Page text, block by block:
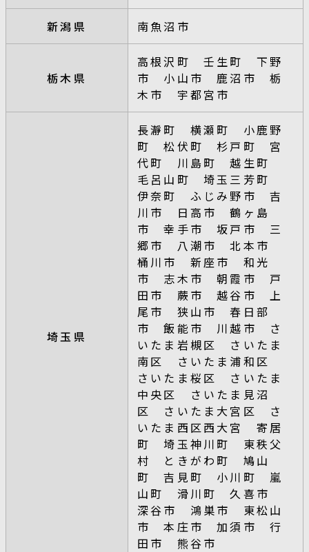
新潟県 南魚沼市
栃木県
高根沢町 壬生町 下野
市 小山市 鹿沼市 栃
木市 宇都宮市
埼玉県
長瀞町 横瀬町 小鹿野
町 松伏町 杉戸町 宮
代町 川島町 越生町
毛呂山町 埼玉三芳町
伊奈町 ふじみ野市 吉
川市 日高市 鶴ヶ島
市 幸手市 坂戸市 三
郷市 八潮市 北本市
桶川市 新座市 和光
市 志木市 朝霞市 戸
田市 蕨市 越谷市 上
尾市 狭山市 春日部
市 飯能市 川越市 さ
いたま岩槻区 さいたま
南区 さいたま浦和区
さいたま桜区 さいたま
中央区 さいたま見沼
区 さいたま大宮区 さ
いたま西区西大宮 寄居
町 埼玉神川町 東秩父
村 ときがわ町 鳩山
町 吉見町 小川町 嵐
山町 滑川町 久喜市
深谷市 鴻巣市 東松山
市 本庄市 加須市 行
田市 熊谷市